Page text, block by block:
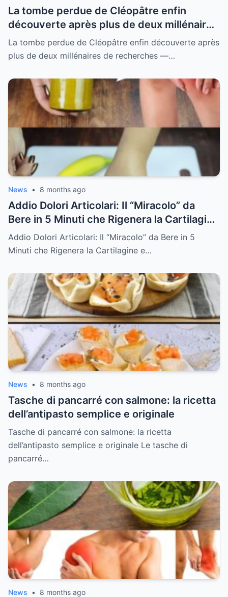
La tombe perdue de Cléopâtre enfin
découverte après plus de deux millénaires
de recherches — ce que les archéologues
ont trouvé à l’intérieur a choqué le monde
La tombe perdue de Cléopâtre enfin découverte après
plus de deux millénaires de recherches —…
News • 8 months ago
Addio Dolori Articolari: Il “Miracolo” da
Bere in 5 Minuti che Rigenera la Cartilagine
e Cancella la Rigidità Mattutina
Addio Dolori Articolari: Il “Miracolo” da Bere in 5
Minuti che Rigenera la Cartilagine e…
News • 8 months ago
Tasche di pancarré con salmone: la ricetta
dell’antipasto semplice e originale
Tasche di pancarré con salmone: la ricetta
dell’antipasto semplice e originale Le tasche di
pancarré…
News • 8 months ago